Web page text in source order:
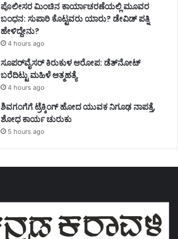
ಪೊಲೀಸರ ಮಿಂಚಿನ ಕಾರ್ಯಾಚರಣೆಯಲ್ಲಿ ಮೂವರ
ಬಂಧನ: ಸುಪಾರಿ ಕೊಟ್ಟವರು ಯಾರು? ಡೇವಿಡ್ ಪತ್ನಿ
ಹೇಳಿದ್ದೇನು?
4 hours ago
ಸೂಪರ್‌ವೈಸರ್‌ ಕಿರುಕುಳ ಆರೋಪ: ಡೆತ್‌ನೋಟ್‌
ಬರೆದಿಟ್ಟು ಮಹಿಳೆ ಆತ್ಮಹತ್ಯೆ
4 hours ago
ಶಿವಗಂಗೆಗೆ ಟ್ರೆಕ್ಕಿಂಗ್‌ ಹೋದ ಯುವಕ ನಿಗೂಢ ನಾಪತ್ತೆ,
ಶೋಧ ಕಾರ್ಯ ಚುರುಕು
5 hours ago